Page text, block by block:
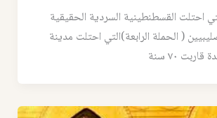
احتلت القسطنطينية السردية الحقيقية
( الحملة الرابعة)التي احتلت مدينة
٧٠ سنة